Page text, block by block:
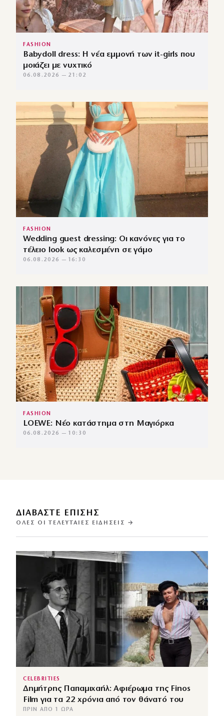
FASHION
Babydoll dress: Η νέα εμμονή των it-girls που
μοιάζει με νυχτικό
06.08.2026 — 21:02
FASHION
Wedding guest dressing: Οι κανόνες για το
τέλειο look ως καλεσμένη σε γάμο
06.08.2026 — 16:30
FASHION
LOEWE: Νέο κατάστημα στη Μαγιόρκα
06.08.2026 — 10:30
ΔΙΑΒΑΣΤΕ ΕΠΙΣΗΣ
ΌΛΕΣ ΟΙ ΤΕΛΕΥΤΑΊΕΣ ΕΙΔΉΣΕΙΣ →
CELEBRITIES
Δημήτρης Παπαμιχαήλ: Αφιέρωμα της Finos
Film για τα 22 χρόνια από τον θάνατό του
ΠΡΙΝ ΑΠΌ 1 ΏΡΑ